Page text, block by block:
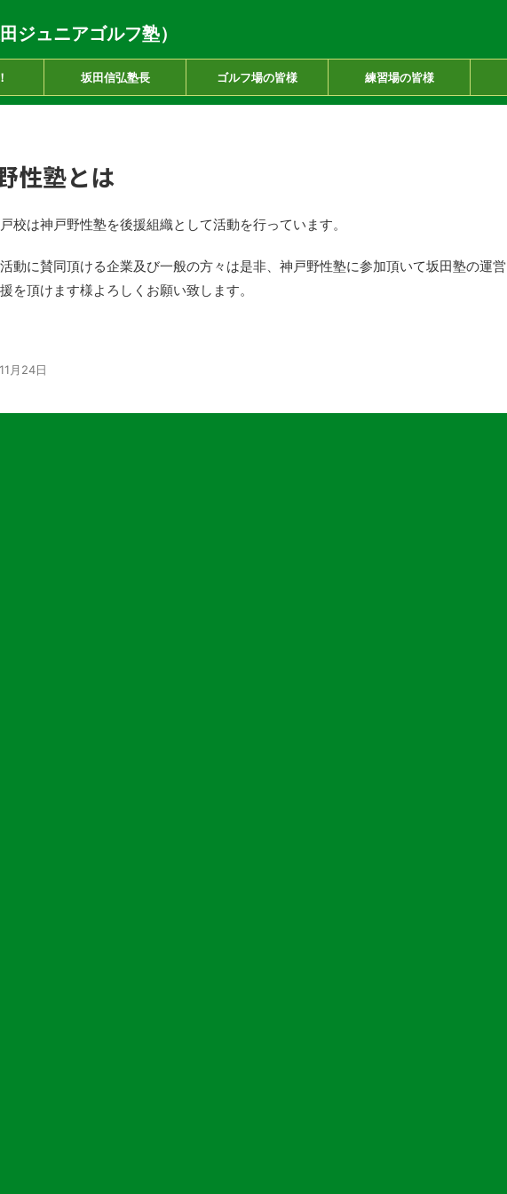
ジュニアゴルフ塾）
坂田信弘塾長 ゴルフ場の皆様 練習場の皆様
性塾とは
校は神戸野性塾を後援組織として活動を行っています。
動に賛同頂ける企業及び一般の方々は是非、神戸野性塾に参加頂いて坂田塾の運営
を頂けます様よろしくお願い致します。
月24日